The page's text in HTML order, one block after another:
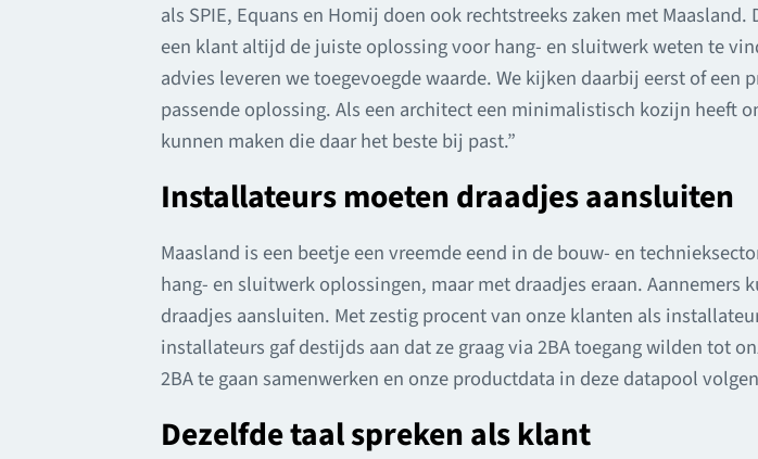
als SPIE, Equans en Homij doen ook rechtstreeks zaken met
een klant altijd de juiste oplossing voor hang- en sluitwerk weten te
advies leveren we toegevoegde waarde. We kijken daarbij eerst of
passende oplossing. Als een architect een minimalistisch kozijn heeft
kunnen maken die daar het beste bij past.”
Installateurs moeten draadjes aansluiten
Maasland is een beetje een vreemde eend in de bouw- en
hang- en sluitwerk oplossingen, maar met draadjes eraan.
draadjes aansluiten. Met zestig procent van onze klanten als
installateurs gaf destijds aan dat ze graag via 2BA toegang wilden tot
2BA te gaan samenwerken en onze productdata in deze datapool
Dezelfde taal spreken als klant